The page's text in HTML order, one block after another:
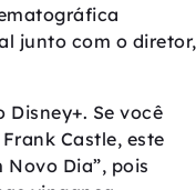
junto com o diretor,
Se você
Castle, este
Dia”, pois